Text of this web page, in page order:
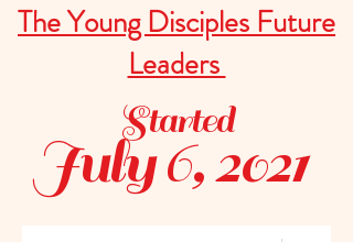
The Young Disciples Future
Leaders
July 6, 2021
Started